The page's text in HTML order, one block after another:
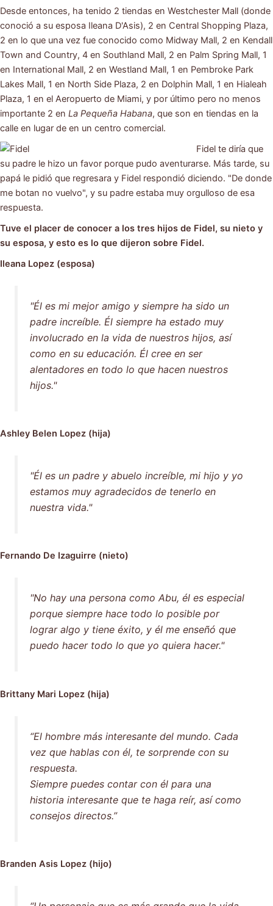
Desde entonces, ha tenido 2 tiendas en Westchester Mall (donde
conoció a su esposa Ileana D'Asis), 2 en Central Shopping Plaza,
2 en lo que una vez fue conocido como Midway Mall, 2 en Kendall
Town and Country, 4 en Southland Mall, 2 en Palm Spring Mall, 1
en International Mall, 2 en Westland Mall, 1 en Pembroke Park
Lakes Mall, 1 en North Side Plaza, 2 en Dolphin Mall, 1 en Hialeah
Plaza, 1 en el Aeropuerto de Miami, y por último pero no menos
importante 2 en La Pequeña Habana, que son en tiendas en la
calle en lugar de en un centro comercial.
Fidel te diría que
su padre le hizo un favor porque pudo aventurarse. Más tarde, su
papá le pidió que regresara y Fidel respondió diciendo. "De donde
me botan no vuelvo", y su padre estaba muy orgulloso de esa
respuesta.
Tuve el placer de conocer a los tres hijos de Fidel, su nieto y
su esposa, y esto es lo que dijeron sobre Fidel.
Ileana Lopez (esposa)
"Él es mi mejor amigo y siempre ha sido un
padre increíble. Él siempre ha estado muy
involucrado en la vida de nuestros hijos, así
como en su educación. Él cree en ser
alentadores en todo lo que hacen nuestros
hijos."
Ashley Belen Lopez (hija)
"Él es un padre y abuelo increíble, mi hijo y yo
estamos muy agradecidos de tenerlo en
nuestra vida."
Fernando De Izaguirre (nieto)
"No hay una persona como Abu, él es especial
porque siempre hace todo lo posible por
lograr algo y tiene éxito, y él me enseñó que
puedo hacer todo lo que yo quiera hacer."
Brittany Mari Lopez (hija)
“El hombre más interesante del mundo. Cada
vez que hablas con él, te sorprende con su
respuesta.
Siempre puedes contar con él para una
historia interesante que te haga reír, así como
consejos directos.”
Branden Asis Lopez (hijo)